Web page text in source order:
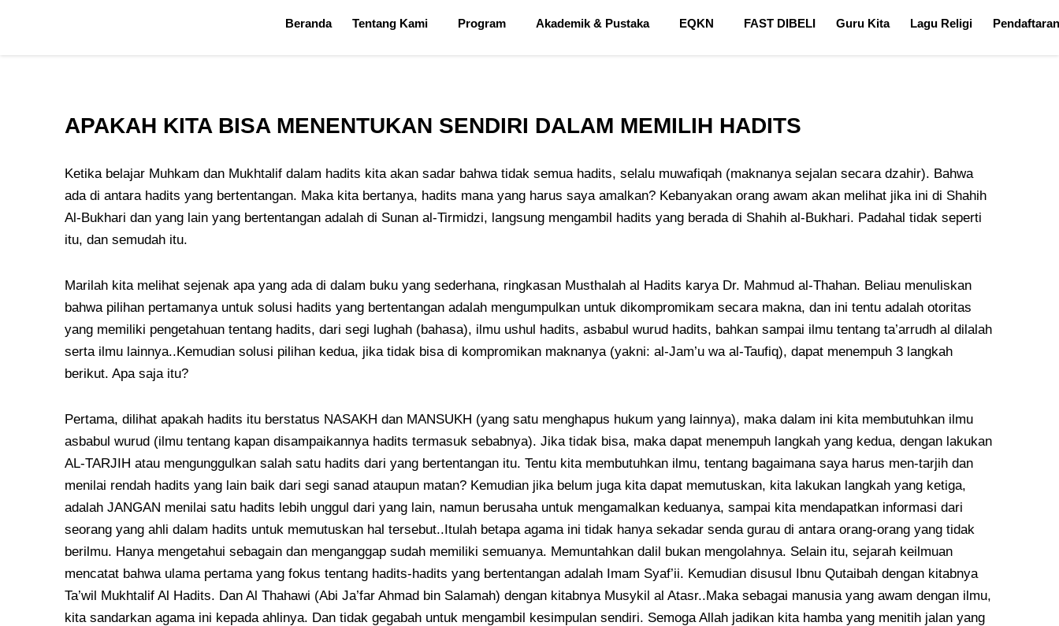
Beranda Tentang Kami Program Akademik & Pustaka EQKN FAST DIBELI Guru Kita Lagu Religi
APAKAH KITA BISA MENENTUKAN SENDIRI DALAM MEMILIH HADITS
Ketika belajar Muhkam dan Mukhtalif dalam hadits kita akan sadar bahwa tidak semua hadits, selalu muwafiqah (maknanya sejalan secara dzahir). Bahwa
ada di antara hadits yang bertentangan. Maka kita bertanya, hadits mana yang harus saya amalkan? Kebanyakan orang awam akan melihat jika ini di Shahih
Al-Bukhari dan yang lain yang bertentangan adalah di Sunan al-Tirmidzi, langsung mengambil hadits yang berada di Shahih al-Bukhari. Padahal tidak seperti
itu, dan semudah itu.
Marilah kita melihat sejenak apa yang ada di dalam buku yang sederhana, ringkasan Musthalah al Hadits karya Dr. Mahmud al-Thahan. Beliau menuliskan
bahwa pilihan pertamanya untuk solusi hadits yang bertentangan adalah mengumpulkan untuk dikompromikam secara makna, dan ini tentu adalah otoritas
yang memiliki pengetahuan tentang hadits, dari segi lughah (bahasa), ilmu ushul hadits, asbabul wurud hadits, bahkan sampai ilmu tentang ta’arrudh al dilalah
serta ilmu lainnya..Kemudian solusi pilihan kedua, jika tidak bisa di kompromikan maknanya (yakni: al-Jam’u wa al-Taufiq), dapat menempuh 3 langkah
berikut. Apa saja itu?
Pertama, dilihat apakah hadits itu berstatus NASAKH dan MANSUKH (yang satu menghapus hukum yang lainnya), maka dalam ini kita membutuhkan ilmu
asbabul wurud (ilmu tentang kapan disampaikannya hadits termasuk sebabnya). Jika tidak bisa, maka dapat menempuh langkah yang kedua, dengan lakukan
AL-TARJIH atau mengunggulkan salah satu hadits dari yang bertentangan itu. Tentu kita membutuhkan ilmu, tentang bagaimana saya harus men-tarjih dan
menilai rendah hadits yang lain baik dari segi sanad ataupun matan? Kemudian jika belum juga kita dapat memutuskan, kita lakukan langkah yang ketiga,
adalah JANGAN menilai satu hadits lebih unggul dari yang lain, namun berusaha untuk mengamalkan keduanya, sampai kita mendapatkan informasi dari
seorang yang ahli dalam hadits untuk memutuskan hal tersebut..Itulah betapa agama ini tidak hanya sekadar senda gurau di antara orang-orang yang tidak
berilmu. Hanya mengetahui sebagain dan menganggap sudah memiliki semuanya. Memuntahkan dalil bukan mengolahnya. Selain itu, sejarah keilmuan
mencatat bahwa ulama pertama yang fokus tentang hadits-hadits yang bertentangan adalah Imam Syaf’ii. Kemudian disusul Ibnu Qutaibah dengan kitabnya
Ta’wil Mukhtalif Al Hadits. Dan Al Thahawi (Abi Ja’far Ahmad bin Salamah) dengan kitabnya Musykil al Atasr..Maka sebagai manusia yang awam dengan ilmu,
kita sandarkan agama ini kepada ahlinya. Dan tidak gegabah untuk mengambil kesimpulan sendiri. Semoga Allah jadikan kita hamba yang menitih jalan yang